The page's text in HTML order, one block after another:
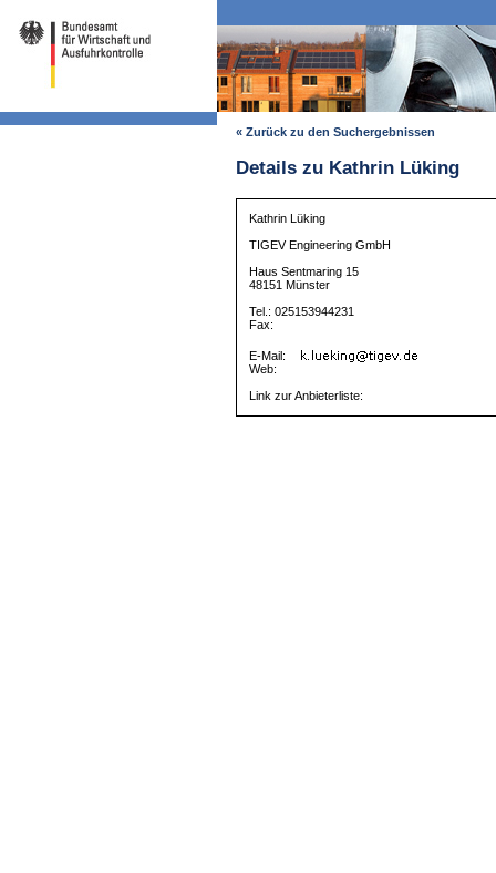
« Zurück zu den Suchergebnissen
Details zu Kathrin Lüking
Kathrin Lüking
TIGEV Engineering GmbH
Haus Sentmaring 15
48151 Münster
Tel.: 025153944231
Fax:
E-Mail:
Web:
Link zur Anbieterliste: